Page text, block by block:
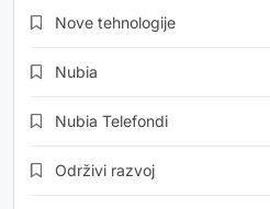
Nove tehnologije
Nubia
Nubia Telefondi
Održivi razvoj